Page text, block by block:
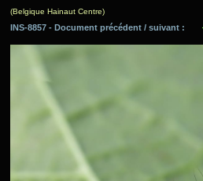
(Belgique Hainaut Centre)
INS-8857 - Document précédent / suivant :